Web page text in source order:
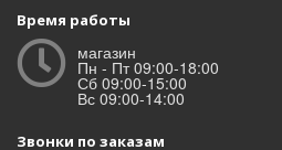
Время работы
магазин
Пн - Пт 09:00-18:00
Сб 09:00-15:00
Вс 09:00-14:00
Звонки по заказам